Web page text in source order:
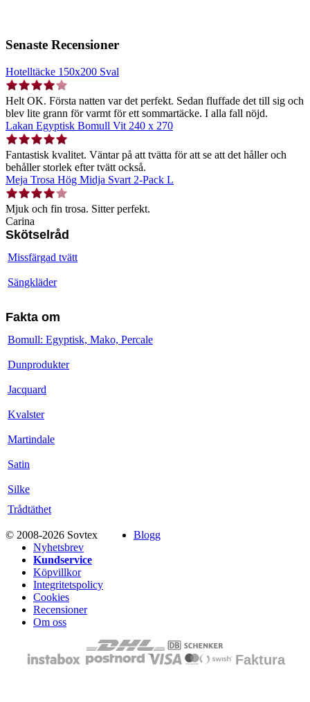
Senaste Recensioner
Hotelltäcke 150x200 Sval
Helt OK. Första natten var det perfekt. Sedan fluffade det till sig och
blev lite grann för varmt för ett sommartäcke. I alla fall nöjd.
Lakan Egyptisk Bomull Vit 240 x 270
Fantastisk kvalitet. Väntar på att tvätta för att se att det håller och
behåller storlek efter tvätt också.
Meja Trosa Hög Midja Svart 2-Pack L
Mjuk och fin trosa. Sitter perfekt.
Carina
Skötselråd
Missfärgad tvätt
Sängkläder
Fakta om
Bomull: Egyptisk, Mako, Percale
Dunprodukter
Jacquard
Kvalster
Martindale
Satin
Silke
Trådtäthet
© 2008-2026 Sovtex
Blogg
Nyhetsbrev
Kundservice
Köpvillkor
Integritetspolicy
Cookies
Recensioner
Om oss